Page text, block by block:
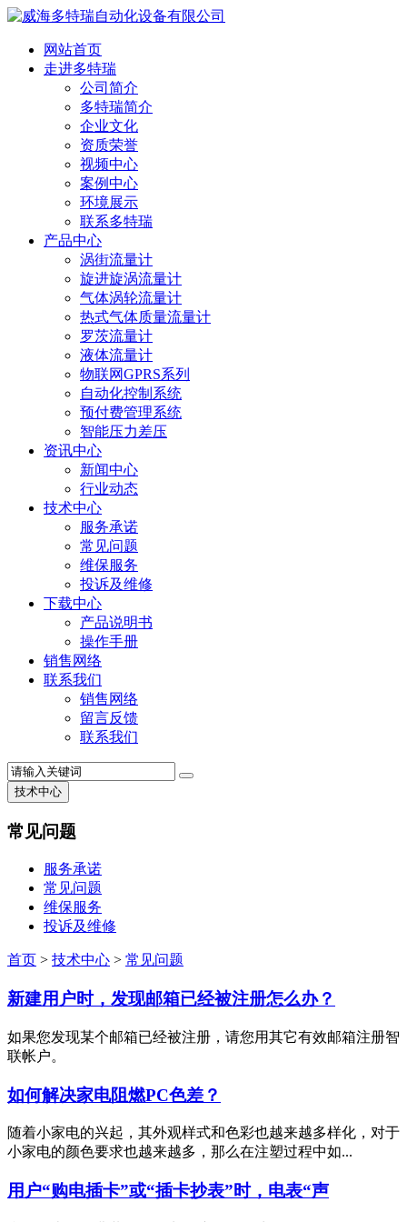
网站首页
走进多特瑞
公司简介
多特瑞简介
企业文化
资质荣誉
视频中心
案例中心
环境展示
联系多特瑞
产品中心
涡街流量计
旋进旋涡流量计
气体涡轮流量计
热式气体质量流量计
罗茨流量计
液体流量计
物联网GPRS系列
自动化控制系统
预付费管理系统
智能压力差压
资讯中心
新闻中心
行业动态
技术中心
服务承诺
常见问题
维保服务
投诉及维修
下载中心
产品说明书
操作手册
销售网络
联系我们
销售网络
留言反馈
联系我们
技术中心
常见问题
服务承诺
常见问题
维保服务
投诉及维修
首页 > 技术中心 > 常见问题
新建用户时，发现邮箱已经被注册怎么办？
如果您发现某个邮箱已经被注册，请您用其它有效邮箱注册智
联帐户。
如何解决家电阻燃PC色差？
随着小家电的兴起，其外观样式和色彩也越来越多样化，对于
小家电的颜色要求也越来越多，那么在注塑过程中如...
用户“购电插卡”或“插卡抄表”时，电表“声